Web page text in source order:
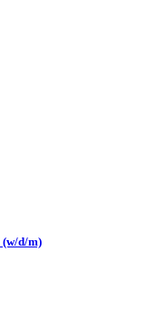
(w/d/m)